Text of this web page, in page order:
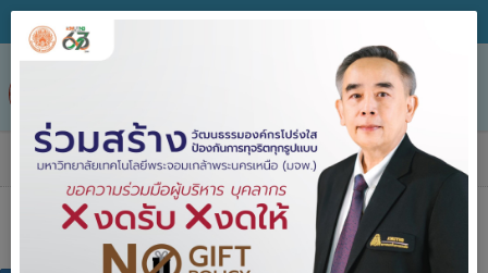
เอกสารเผยแพร่